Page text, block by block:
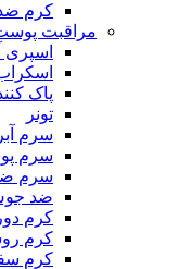
کرم
مراقبت
اسپری
اسکراب
پاک
تونر
سرم
سرم
سرم
ضد
کرم
کرم
کرم